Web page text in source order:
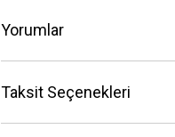
Yorumlar
Taksit Seçenekleri